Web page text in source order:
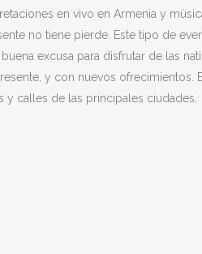
en vivo en Armenia y
no tiene pierde. Este tipo de
excusa para disfrutar de las
y con nuevos ofrecimientos.
calles de las principales ciudades.